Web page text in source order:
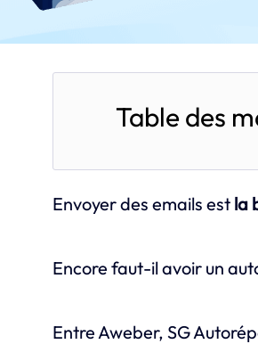
Table des
Envoyer des emails est la
Encore faut-il avoir un
Entre Aweber, SG